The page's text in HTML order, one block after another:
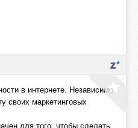
в интернете. Независимо
своих маркетинговых
для того, чтобы сделать